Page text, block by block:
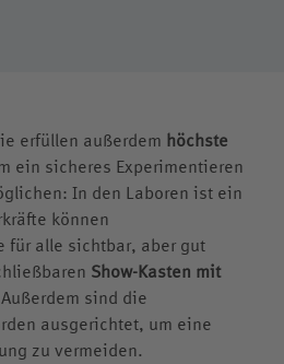
erfüllen außerdem höchste
ein sicheres Experimentieren
In den Laboren ist ein
können
für alle sichtbar, aber gut
Show-Kasten mit
Außerdem sind die
ausgerichtet, um eine
zu vermeiden.